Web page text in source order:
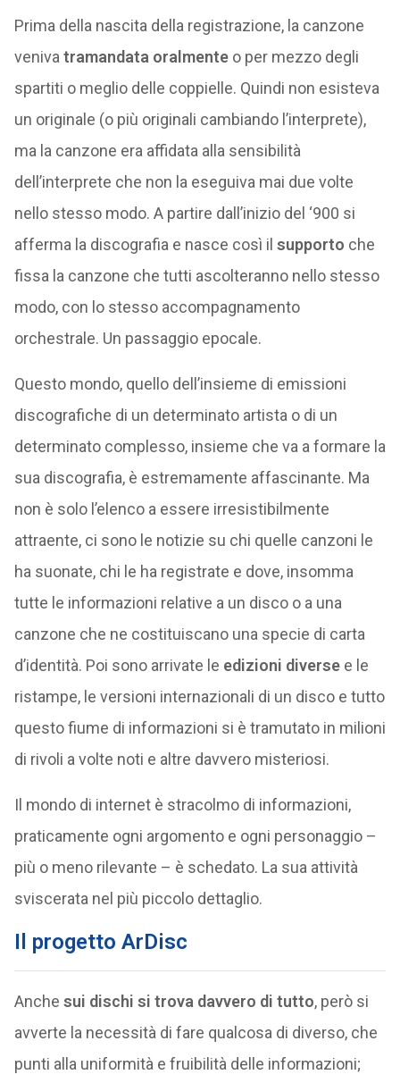
Prima della nascita della registrazione, la canzone
veniva tramandata oralmenteo per mezzo degli
spartiti o meglio delle coppielle. Quindi non esisteva
un originale (o più originali cambiando l’interprete),
ma la canzone era affidata alla sensibilità
dell’interprete che non la eseguiva mai due volte
nello stesso modo. A partire dall’inizio del ‘900 si
afferma la discografia e nasce così il supporto che
fissa la canzone che tutti ascolteranno nello stesso
modo, con lo stesso accompagnamento
orchestrale. Un passaggio epocale.
Questo mondo, quello dell’insieme di emissioni
discografiche di un determinato artista o di un
determinato complesso, insieme che va a formare la
sua discografia, è estremamente affascinante. Ma
non è solo l’elenco a essere irresistibilmente
attraente, ci sono le notizie su chi quelle canzoni le
ha suonate, chi le ha registrate e dove, insomma
tutte le informazioni relative a un disco o a una
canzone che ne costituiscano una specie di carta
d’identità. Poi sono arrivate le edizioni diversee le
ristampe, le versioni internazionali di un disco e tutto
questo fiume di informazioni si è tramutato in milioni
di rivoli a volte noti e altre davvero misteriosi.
Il mondo di internet è stracolmo di informazioni,
praticamente ogni argomento e ogni personaggio –
più o meno rilevante – è schedato. La sua attività
sviscerata nel più piccolo dettaglio.
Il progetto ArDisc
Anche sui dischi si trova davvero di tutto, però si
avverte la necessità di fare qualcosa di diverso, che
punti alla uniformità e fruibilità delle informazioni;